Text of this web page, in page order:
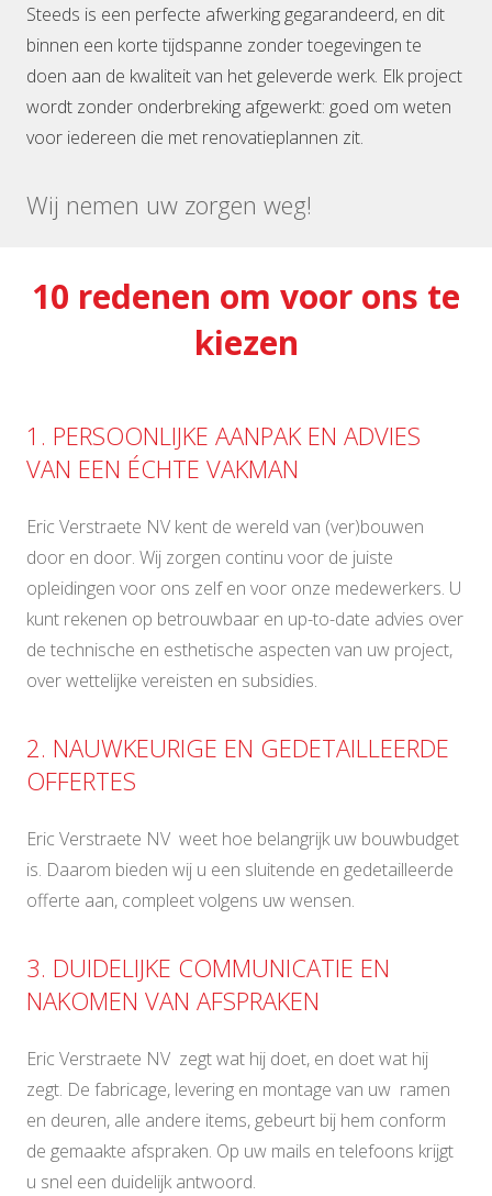
Steeds is een perfecte afwerking gegarandeerd, en dit
binnen een korte tijdspanne zonder toegevingen te
doen aan de kwaliteit van het geleverde werk. Elk project
wordt zonder onderbreking afgewerkt: goed om weten
voor iedereen die met renovatieplannen zit.
Wij nemen uw zorgen weg!
10 redenen om voor ons te
kiezen
1. PERSOONLIJKE AANPAK EN ADVIES
VAN EEN ÉCHTE VAKMAN
Eric Verstraete NV kent de wereld van (ver)bouwen
door en door. Wij zorgen continu voor de juiste
opleidingen voor ons zelf en voor onze medewerkers. U
kunt rekenen op betrouwbaar en up-to-date advies over
de technische en esthetische aspecten van uw project,
over wettelijke vereisten en subsidies.
2. NAUWKEURIGE EN GEDETAILLEERDE
OFFERTES
Eric Verstraete NV weet hoe belangrijk uw bouwbudget
is. Daarom bieden wij u een sluitende en gedetailleerde
offerte aan, compleet volgens uw wensen.
3. DUIDELIJKE COMMUNICATIE EN
NAKOMEN VAN AFSPRAKEN
Eric Verstraete NV zegt wat hij doet, en doet wat hij
zegt. De fabricage, levering en montage van uw ramen
en deuren, alle andere items, gebeurt bij hem conform
de gemaakte afspraken. Op uw mails en telefoons krijgt
u snel een duidelijk antwoord.